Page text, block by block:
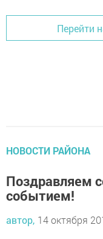
Перейти
НОВОСТИ РАЙОНА
Поздравляем
событием!
автор, 14 октября